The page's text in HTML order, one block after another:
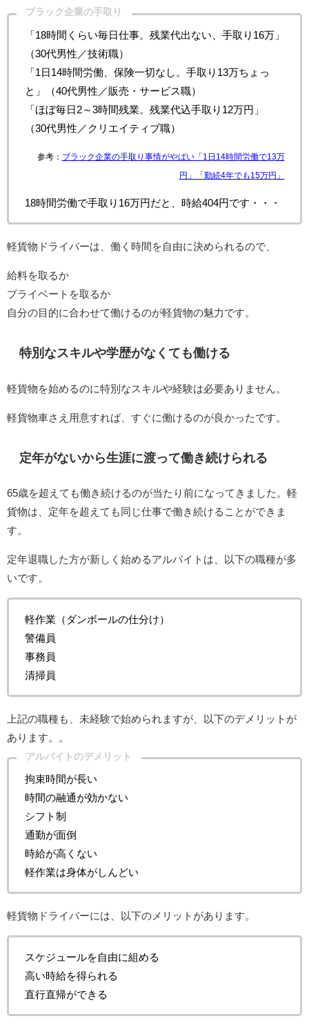
ブラック企業の手取り
「18時間くらい毎日仕事。残業代出ない、手取り16万」
（30代男性／技術職）
「1日14時間労働、保険一切なし。手取り13万ちょっ
と」（40代男性／販売・サービス職）
「ほぼ毎日2～3時間残業。残業代込手取り12万円」
（30代男性／クリエイティブ職）
参考： ブラック企業の手取り事情がやばい「1日14時間労働で13万
円」「勤続4年でも15万円」
18時間労働で手取り16万円だと、時給404円です・・・
軽貨物ドライバーは、働く時間を自由に決められるので、
給料を取るか
プライベートを取るか
自分の目的に合わせて働けるのが軽貨物の魅力です。
特別なスキルや学歴がなくても働ける
軽貨物を始めるのに特別なスキルや経験は必要ありません。
軽貨物車さえ用意すれば、すぐに働けるのが良かったです。
定年がないから生涯に渡って働き続けられる
65歳を超えても働き続けるのが当たり前になってきました。軽
貨物は、定年を超えても同じ仕事で働き続けることができま
す。
定年退職した方が新しく始めるアルバイトは、以下の職種が多
いです。
軽作業（ダンボールの仕分け）
警備員
事務員
清掃員
上記の職種も、未経験で始められますが、以下のデメリットが
あります。。
アルバイトのデメリット
拘束時間が長い
時間の融通が効かない
シフト制
通勤が面倒
時給が高くない
軽作業は身体がしんどい
軽貨物ドライバーには、以下のメリットがあります。
スケジュールを自由に組める
高い時給を得られる
直行直帰ができる